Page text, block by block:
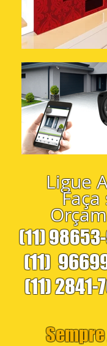
Ligue
Faça
(11)
(11)
(11) 2841-